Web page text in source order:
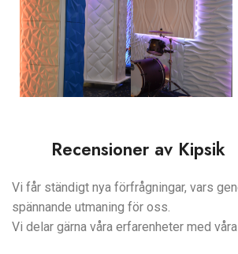
Recensioner av Kipsik
Vi får ständigt nya förfrågningar, vars
spännande utmaning för oss.
Vi delar gärna våra erfarenheter med våra